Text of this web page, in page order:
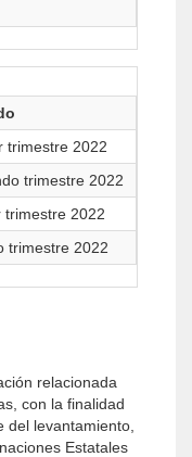
trimestre 2022
trimestre 2022
trimestre 2022
trimestre 2022
relacionada
con la finalidad
del levantamiento,
Estatales